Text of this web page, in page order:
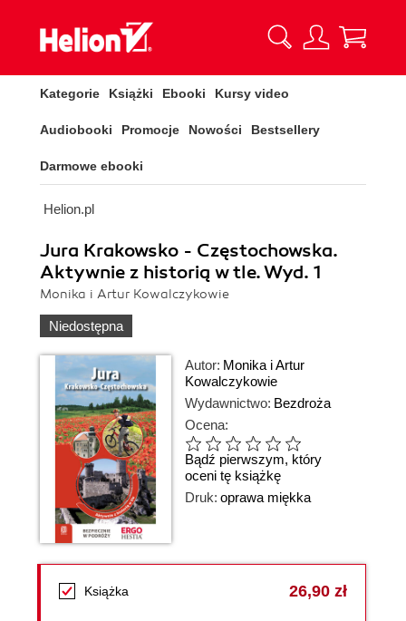
Kategorie Książki Ebooki Kursy video
Audiobooki Promocje Nowości Bestsellery
Darmowe ebooki
Helion.pl
Jura Krakowsko - Częstochowska.
Aktywnie z historią w tle. Wyd. 1
Monika i Artur Kowalczykowie
Niedostępna
Autor: Monika i Artur
Kowalczykowie
Wydawnictwo: Bezdroża
Ocena:
Bądź pierwszym, który
oceni tę książkę
Druk: oprawa miękka
Książka 26,90 zł